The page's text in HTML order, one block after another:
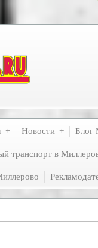
Новости Блог
транспорт в